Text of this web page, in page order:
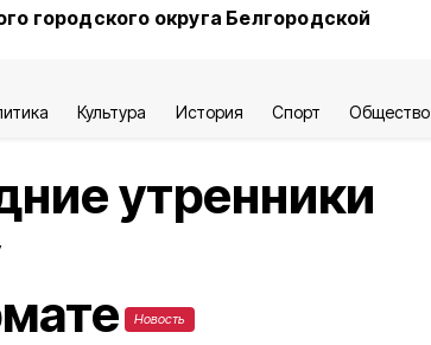
городского округа Белгородской
Культура История Спорт Общество
утренники
Новость